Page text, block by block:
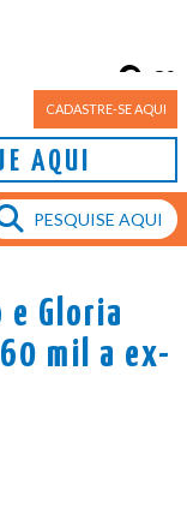
CADASTRE-SE AQUI
AQUI
Porto Alegre
8°
Gloria
mil a ex-